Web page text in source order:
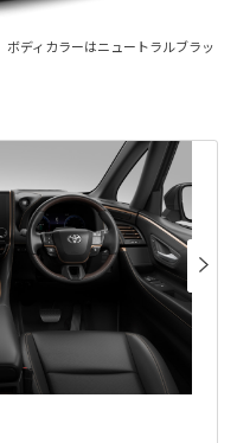
ディカラーはニュートラルブラッ